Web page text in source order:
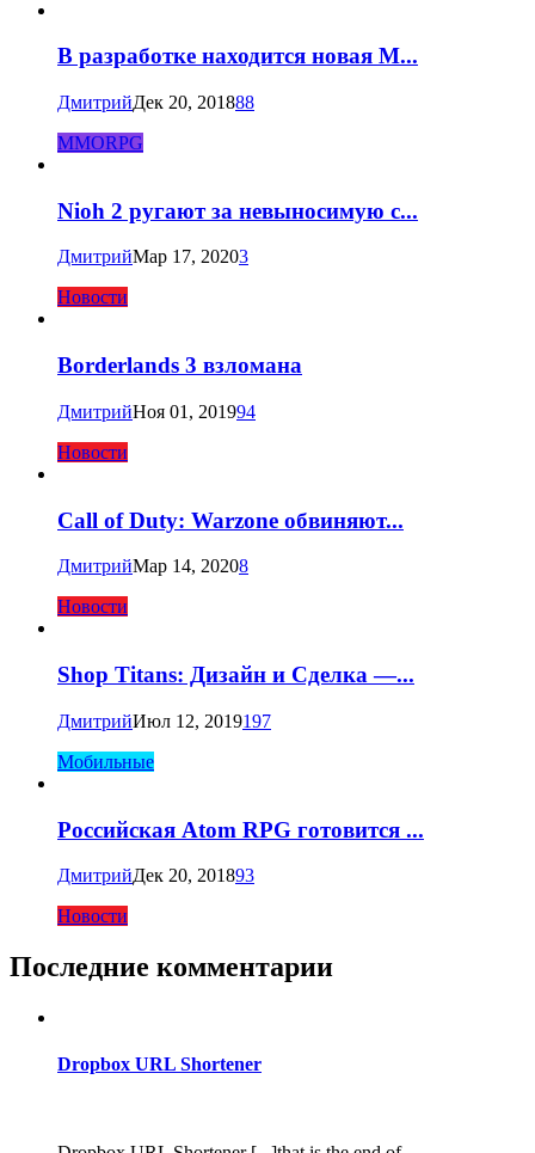
В разработке находится новая M...
ДмитрийДек 20, 201888
MMORPG
Nioh 2 ругают за невыносимую с...
ДмитрийМар 17, 20203
Новости
Borderlands 3 взломана
ДмитрийНоя 01, 201994
Новости
Call of Duty: Warzone обвиняют...
ДмитрийМар 14, 20208
Новости
Shop Titans: Дизайн и Сделка —...
ДмитрийИюл 12, 2019197
Мобильные
Российская Atom RPG готовится ...
ДмитрийДек 20, 201893
Новости
Последние комментарии
Dropbox URL Shortener